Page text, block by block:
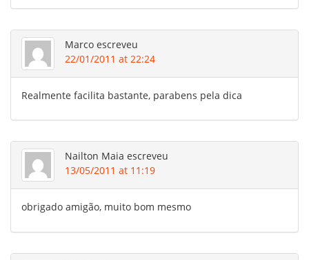
Marco escreveu
22/01/2011 at 22:24
Realmente facilita bastante, parabens pela dica
Nailton Maia escreveu
13/05/2011 at 11:19
obrigado amigão, muito bom mesmo